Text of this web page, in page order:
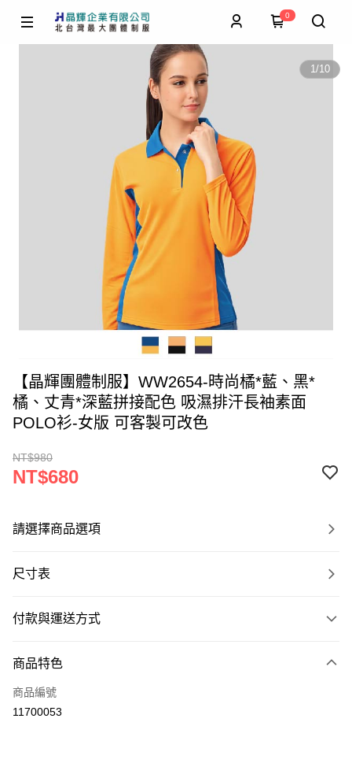
0
1/10
【晶輝團體制服】WW2654-時尚橘*藍、黑*
橘、丈青*深藍拼接配色 吸濕排汗長袖素面
POLO衫-女版 可客製可改色
NT$980
NT$680
請選擇商品選項
尺寸表
付款與運送方式
信用卡一次付款
運送方式
商品特色
商品編號
11700053